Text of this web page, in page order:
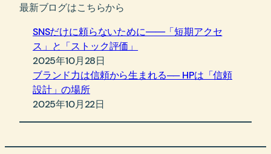
最新ブログはこちらから
SNSだけに頼らないために――「短期アクセ
ス」と「ストック評価」
2025年10月28日
ブランド力は信頼から生まれる── HPは「信頼
設計」の場所
2025年10月22日